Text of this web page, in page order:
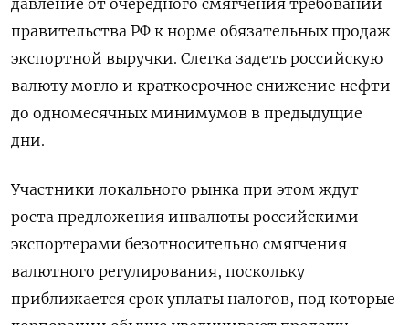
давление от очередного смягчения требований
правительства РФ к норме обязательных продаж
экспортной выручки. Слегка задеть российскую
валюту могло и краткосрочное снижение нефти
до одномесячных минимумов в предыдущие
дни.
Участники локального рынка при этом ждут
роста предложения инвалюты российскими
экспортерами безотносительно смягчения
валютного регулирования, поскольку
приближается срок уплаты налогов, под которые